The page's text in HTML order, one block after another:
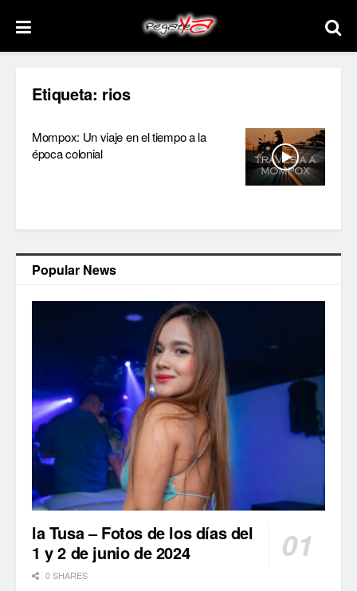
Etiqueta: rios
Mompox: Un viaje en el tiempo a la
época colonial
Popular News
la Tusa – Fotos de los días del
1 y 2 de junio de 2024
0 SHARES